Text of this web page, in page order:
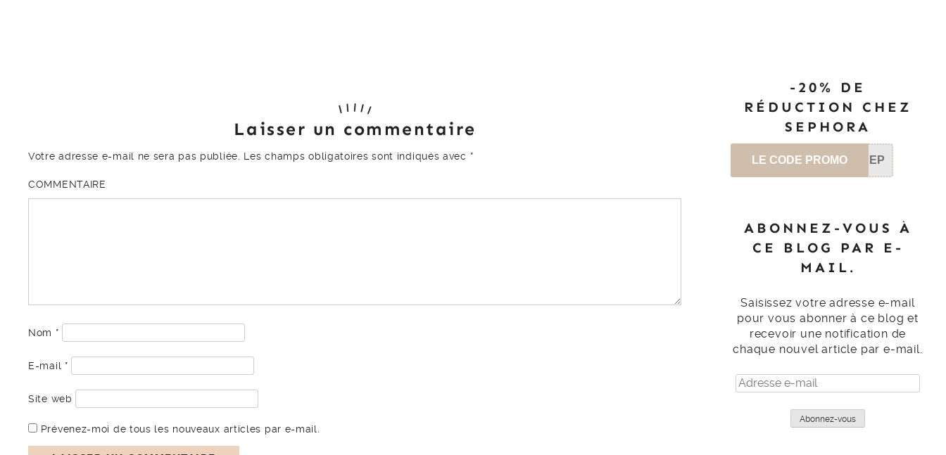
Laisser un commentaire
Votre adresse e-mail ne sera pas publiée. Les champs obligatoires sont indiqués avec *
COMMENTAIRE
Nom *
E-mail *
Site web
Prévenez-moi de tous les nouveaux articles par e-mail.
-20% DE
RÉDUCTION CHEZ
SEPHORA
LE CODE PROMO SEP
ABONNEZ-VOUS À
CE BLOG PAR E-
MAIL.
Saisissez votre adresse e-mail
pour vous abonner à ce blog et
recevoir une notification de
chaque nouvel article par e-mail.
Adresse
e-
Abonnez-vous